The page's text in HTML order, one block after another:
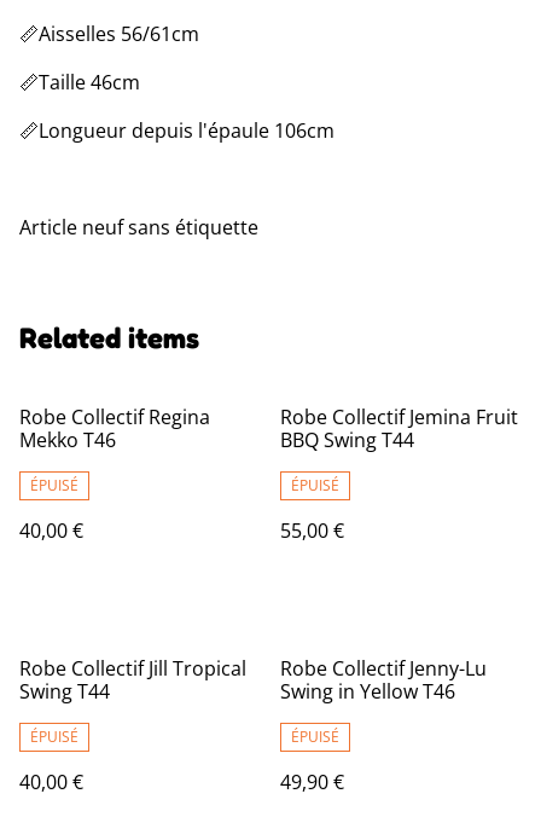
📏Aisselles 56/61cm
📏Taille 46cm
📏Longueur depuis l'épaule 106cm
Article neuf sans étiquette
Related items
Robe Collectif Regina
Mekko T46
ÉPUISÉ
40,00 €
Robe Collectif Jemina Fruit
BBQ Swing T44
ÉPUISÉ
55,00 €
Robe Collectif Jill Tropical
Swing T44
ÉPUISÉ
40,00 €
Robe Collectif Jenny-Lu
Swing in Yellow T46
ÉPUISÉ
49,90 €